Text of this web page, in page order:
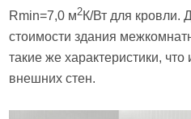
Rmin=7,0 м2К/Вт для кровли.
стоимости здания
такие же характеристики,
внешних стен.